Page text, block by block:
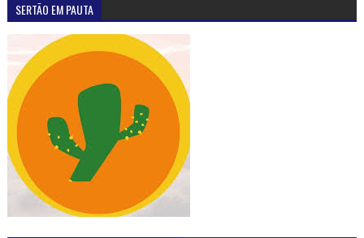
SERTÃO EM PAUTA